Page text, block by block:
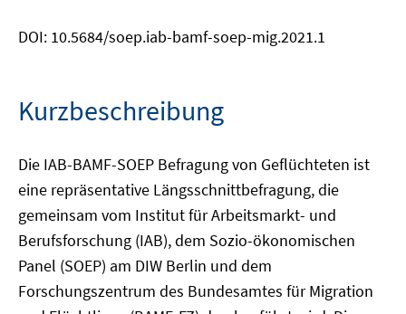
DOI: 10.5684/soep.iab-bamf-soep-mig.2021.1
Kurzbeschreibung
Die IAB-BAMF-SOEP Befragung von Geflüchteten ist
eine repräsentative Längsschnittbefragung, die
gemeinsam vom Institut für Arbeitsmarkt- und
Berufsforschung (IAB), dem Sozio-ökonomischen
Panel (SOEP) am DIW Berlin und dem
Forschungszentrum des Bundesamtes für Migration